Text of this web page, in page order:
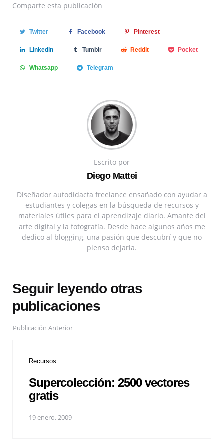
Comparte esta publicación
Twitter Facebook Pinterest
Linkedin Tumblr Reddit Pocket
Whatsapp Telegram
Escrito por
Diego Mattei
Diseñador autodidacta freelance ensañado con ayudar a
estudiantes y colegas en la búsqueda de recursos y
materiales útiles para el aprendizaje diario. Amante del
arte digital y la fotografía. Desde hace algunos años me
dedico al blogging, una pasión que descubrí y que no
pienso dejarla.
Seguir leyendo otras
publicaciones
Publicación Anterior
Recursos
Supercolección: 2500 vectores
gratis
19 enero, 2009